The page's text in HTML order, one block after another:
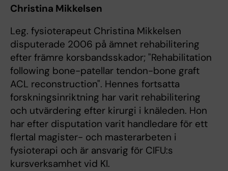
Christina Mikkelsen
Leg. fysioterapeut Christina Mikkelsen
disputerade 2006 på ämnet rehabilitering
efter främre korsbandsskador; "Rehabilitation
following bone-patellar tendon-bone graft
ACL reconstruction". Hennes fortsatta
forskningsinriktning har varit rehabilitering
och utvärdering efter kirurgi i knäleden. Hon
har efter disputation varit handledare för ett
flertal magister- och masterarbeten i
fysioterapi och är ansvarig för CIFU:s
kursverksamhet vid KI.